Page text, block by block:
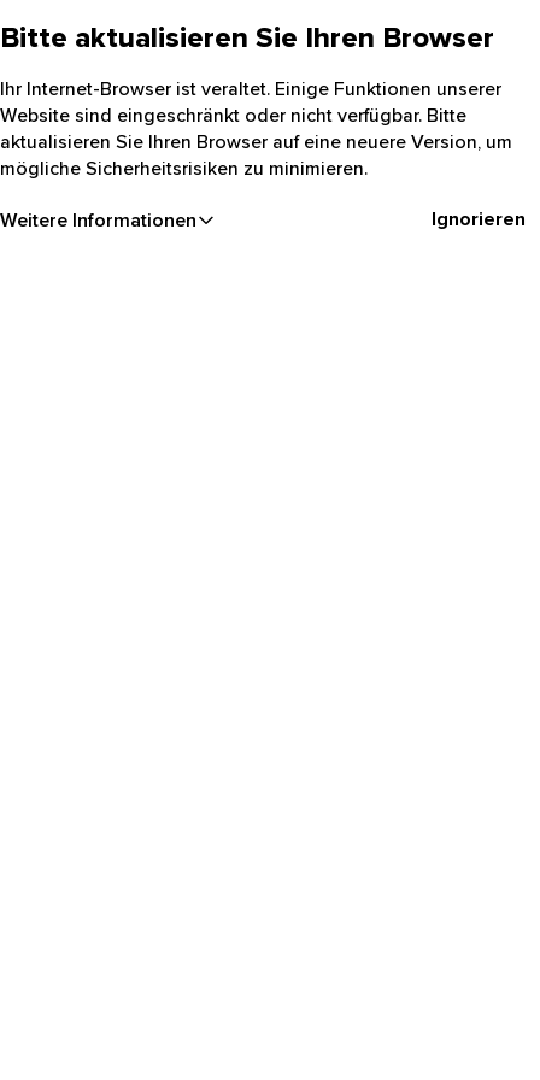
Bitte aktualisieren Sie Ihren Browser
Ihr Internet-Browser ist veraltet. Einige Funktionen unserer
Website sind eingeschränkt oder nicht verfügbar. Bitte
aktualisieren Sie Ihren Browser auf eine neuere Version, um
mögliche Sicherheitsrisiken zu minimieren.
Weitere Informationen Ignorieren